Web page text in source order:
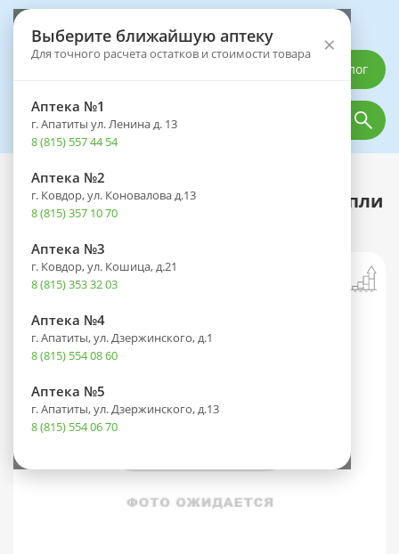
Выберите ближайшую аптеку
Для точного расчета остатков и стоимости товара ×
Аптека №1
г. Апатиты ул. Ленина д. 13
8 (815) 557 44 54
Аптека №2
г. Ковдор, ул. Коновалова д.13
8 (815) 357 10 70
Аптека №3
г. Ковдор, ул. Кошица, д.21
8 (815) 353 32 03
Аптека №4
г. Апатиты, ул. Дзержинского, д.1
8 (815) 554 08 60
Аптека №5
г. Апатиты, ул. Дзержинского, д.13
8 (815) 554 06 70
Каталог
Каталог Оптика
Моксифлоксацин-Оптик фл.-кап.(капли
глазн.) 0,5% 5мл